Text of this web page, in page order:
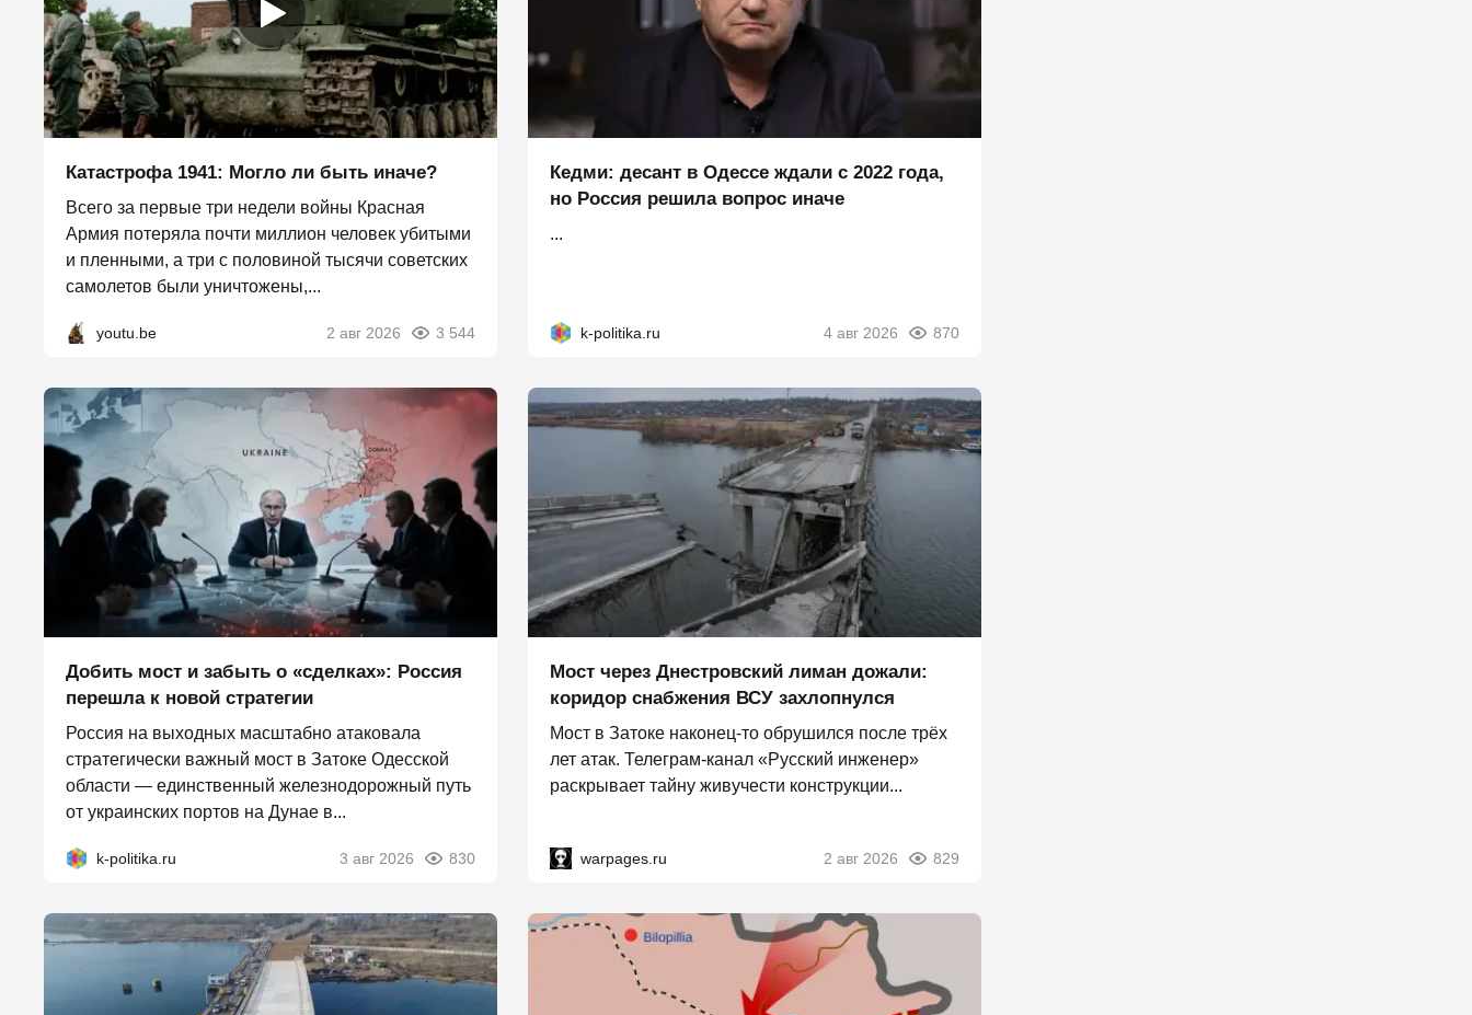
Катастрофа 1941: Могло ли быть иначе?
Всего за первые три недели войны Красная
Армия потеряла почти миллион человек убитыми
и пленными, а три с половиной тысячи советских
самолетов были уничтожены,...
youtu.be 2 авг 2026 3 544
Кедми: десант в Одессе ждали с 2022 года,
но Россия решила вопрос иначе
...
k-politika.ru 4 авг 2026 870
Добить мост и забыть о «сделках»: Россия
перешла к новой стратегии
Россия на выходных масштабно атаковала
стратегически важный мост в Затоке Одесской
области — единственный железнодорожный путь
от украинских портов на Дунае в...
k-politika.ru 3 авг 2026 830
Мост через Днестровский лиман дожали:
коридор снабжения ВСУ захлопнулся
Мост в Затоке наконец-то обрушился после трёх
лет атак. Телеграм-канал «Русский инженер»
раскрывает тайну живучести конструкции...
warpages.ru 2 авг 2026 829